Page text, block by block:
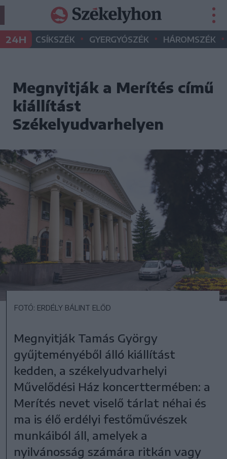
24H CSÍKSZÉK • GYERGYÓSZÉK • HÁROMSZÉK •
Megnyitják a Merítés című
kiállítást
Székelyudvarhelyen
FOTÓ: ERDÉLY BÁLINT ELŐD
Megnyitják Tamás György
gyűjteményéből álló kiállítást
kedden, a székelyudvarhelyi
Művelődési Ház koncerttermében: a
Merítés nevet viselő tárlat néhai és
ma is élő erdélyi festőművészek
munkáiból áll, amelyek a
nyilvánosság számára ritkán vagy